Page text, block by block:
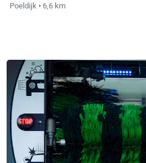
Poeldijk • 6,6 km